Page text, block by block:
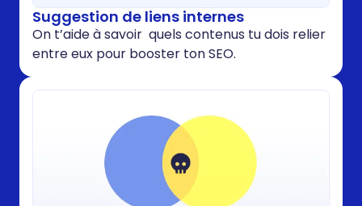
Suggestion de liens internes
On t’aide à savoir quels contenus tu dois relier
entre eux pour booster ton SEO.